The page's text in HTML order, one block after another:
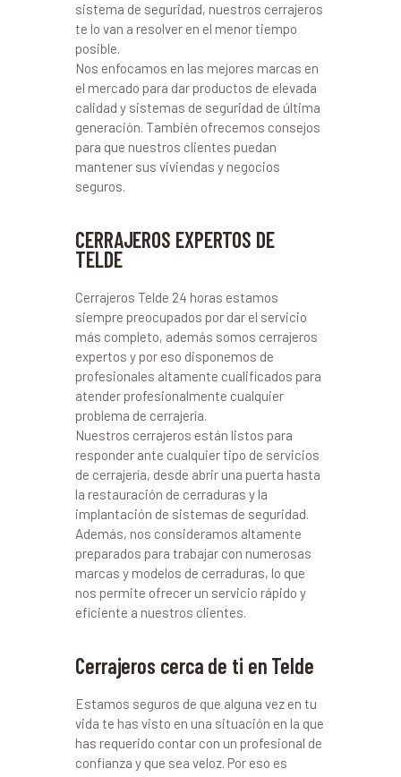
sistema de seguridad, nuestros cerrajeros
te lo van a resolver en el menor tiempo
posible.
Nos enfocamos en las mejores marcas en
el mercado para dar productos de elevada
calidad y sistemas de seguridad de última
generación. También ofrecemos consejos
para que nuestros clientes puedan
mantener sus viviendas y negocios
seguros.
CERRAJEROS EXPERTOS DE
TELDE
Cerrajeros Telde 24 horas estamos
siempre preocupados por dar el servicio
más completo, además somos cerrajeros
expertos y por eso disponemos de
profesionales altamente cualificados para
atender profesionalmente cualquier
problema de cerrajería.
Nuestros cerrajeros están listos para
responder ante cualquier tipo de servicios
de cerrajería, desde abrir una puerta hasta
la restauración de cerraduras y la
implantación de sistemas de seguridad.
Además, nos consideramos altamente
preparados para trabajar con numerosas
marcas y modelos de cerraduras, lo que
nos permite ofrecer un servicio rápido y
eficiente a nuestros clientes.
Cerrajeros cerca de ti en Telde
Estamos seguros de que alguna vez en tu
vida te has visto en una situación en la que
has requerido contar con un profesional de
confianza y que sea veloz. Por eso es